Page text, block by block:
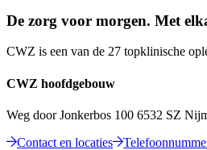
De zorg voor morgen. Met
CWZ is een van de 27 topklinische
CWZ hoofdgebouw
Weg door Jonkerbos 100 6532 SZ
Contact en locaties